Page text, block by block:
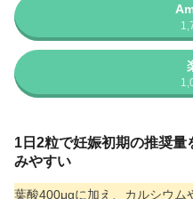
1日2粒で妊娠初期の推奨
みやすい
葉酸400μgに加え、カルシウム